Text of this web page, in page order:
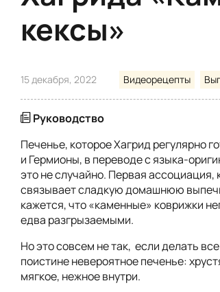
кексы»
15 декабря, 2022 Видеорецепты
Руководство
Печенье, которое Хагрид регулярно
и Гермионы, в переводе с языка-
это не случайно. Первая ассоциация,
связывает сладкую домашнюю
кажется, что «каменные» коврижки
едва разгрызаемыми.
Но это совсем не так, если делать
поистине невероятное печенье:
мягкое, нежное внутри.